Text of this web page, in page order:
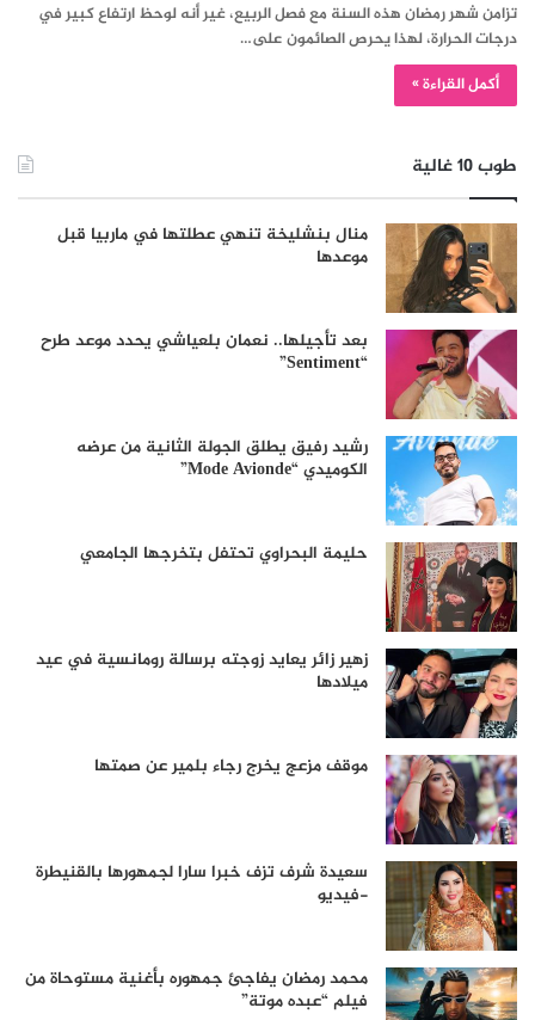
تزامن شهر رمضان هذه السنة مع فصل الربيع، غير أنه لوحظ ارتفاع كبير في
درجات الحرارة، لهذا يحرص الصائمون على…
أكمل القراءة »
طوب 10 غالية
منال بنشليخة تنهي عطلتها في ماربيا قبل
موعدها
بعد تأجيلها.. نعمان بلعياشي يحدد موعد طرح
“Sentiment”
رشيد رفيق يطلق الجولة الثانية من عرضه
الكوميدي “Mode Avionde”
حليمة البحراوي تحتفل بتخرجها الجامعي
زهير زائر يعايد زوجته برسالة رومانسية في عيد
ميلادها
موقف مزعج يخرج رجاء بلمير عن صمتها
سعيدة شرف تزف خبرا سارا لجمهورها بالقنيطرة
-فيديو
محمد رمضان يفاجئ جمهوره بأغنية مستوحاة من
فيلم “عبده موتة”